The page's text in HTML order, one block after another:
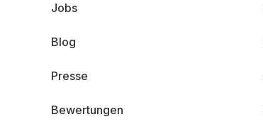
Jobs
Blog
Presse
Bewertungen